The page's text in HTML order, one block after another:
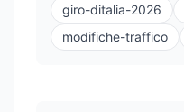
giro-ditalia-2026
modifiche-traffico